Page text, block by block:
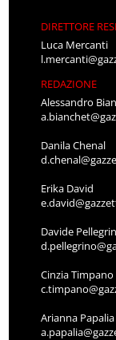
DIRETTORE
Luca Mercanti
REDAZIONE
Alessandro
Danila Chenal
Erika David
Davide
Cinzia Timpano
Arianna Papalia